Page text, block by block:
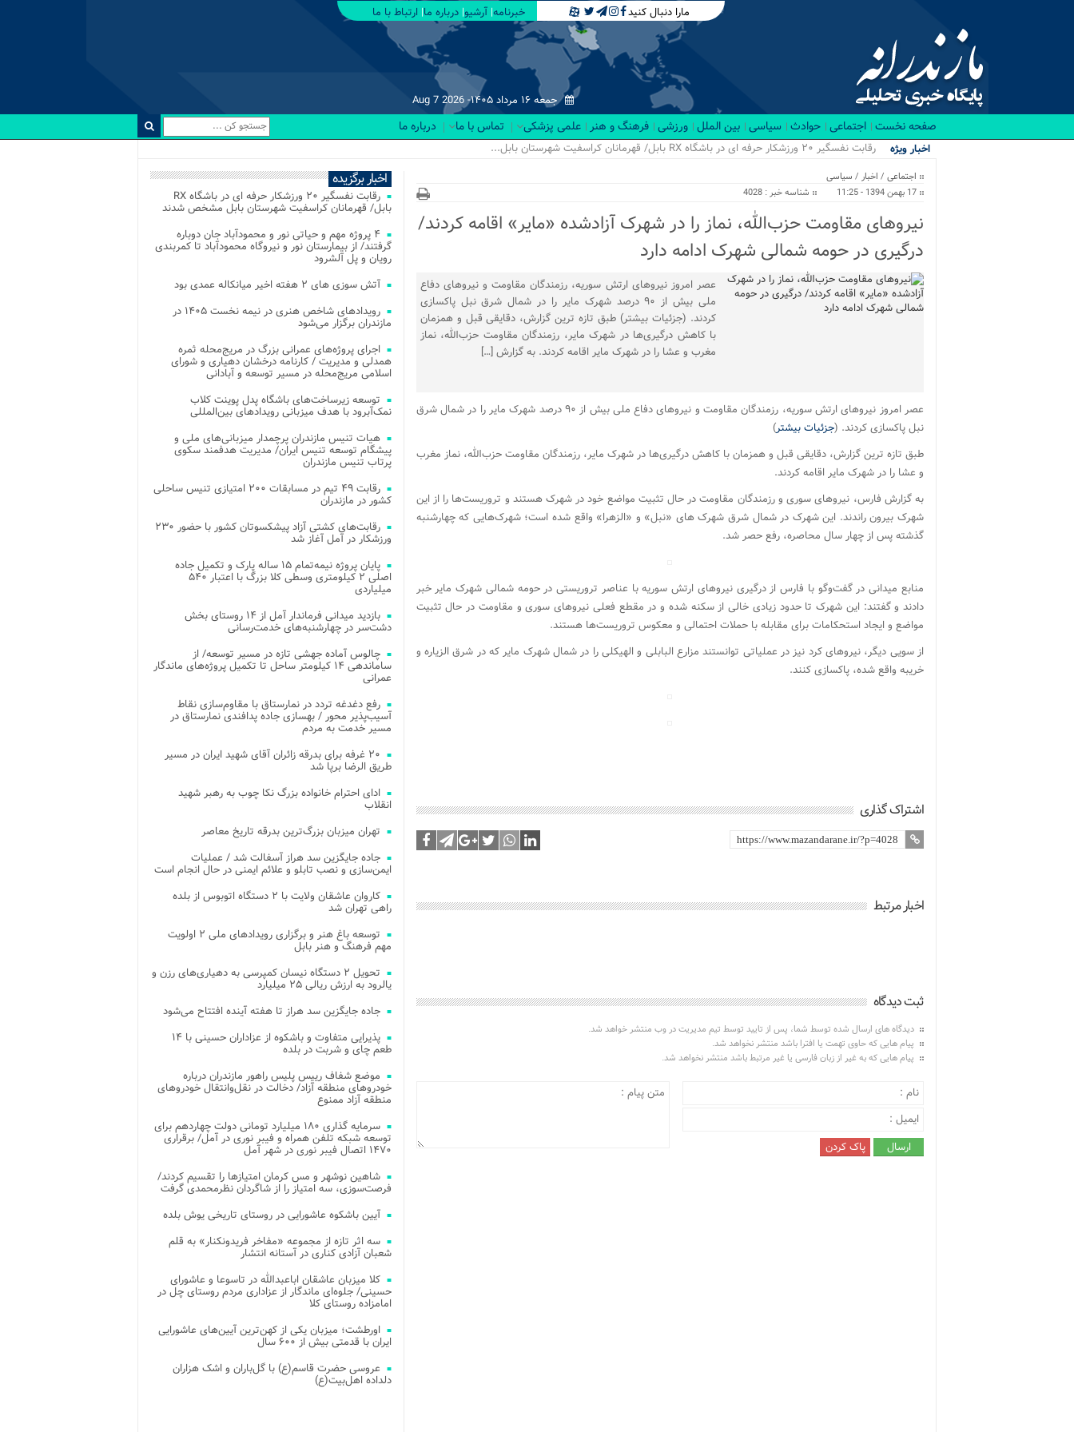
مارا دنبال کنید خبرنامه آرشیو درباره ما ارتباط با ما
جمعه ۱۶ مرداد ۱۴۰۵- Aug 7 2026
صفحه نخست اجتماعی حوادث سیاسی بین الملل ورزشی فرهنگ و هنر علمی پزشکی تماس با ما درباره ما
اخبار ویژه رقابت نفسگیر ۲۰ ورزشکار حرفه ای در باشگاه RX بابل/ قهرمانان کراسفیت شهرستان بابل...
اجتماعی / اخبار / سیاسی
17 بهمن 1394 - 11:25
شناسه خبر : 4028
نیروهای مقاومت حزب‌الله، نماز را در شهرک آزادشده «مایر» اقامه کردند/
درگیری در حومه شمالی شهرک ادامه دارد
عصر امروز نیروهای ارتش سوریه، رزمندگان مقاومت و نیروهای دفاع
ملی بیش از ۹۰ درصد شهرک مایر را در شمال شرق نبل پاکسازی
کردند. (جزئیات بیشتر) طبق تازه ترین گزارش، دقایقی قبل و همزمان
با کاهش درگیری‌ها در شهرک مایر، رزمندگان مقاومت حزب‌الله، نماز
مغرب و عشا را در شهرک مایر اقامه کردند. به گزارش […]
عصر امروز نیروهای ارتش سوریه، رزمندگان مقاومت و نیروهای دفاع ملی بیش از ۹۰ درصد شهرک مایر را در شمال شرق
نبل پاکسازی کردند. (جزئیات بیشتر)
طبق تازه ترین گزارش، دقایقی قبل و همزمان با کاهش درگیری‌ها در شهرک مایر، رزمندگان مقاومت حزب‌الله، نماز مغرب
و عشا را در شهرک مایر اقامه کردند.
به گزارش فارس، نیروهای سوری و رزمندگان مقاومت در حال تثبیت مواضع خود در شهرک هستند و تروریست‌ها را از این
شهرک بیرون راندند. این شهرک در شمال شرق شهرک های «نبل» و «الزهرا» واقع شده است؛ شهرک‌هایی که چهارشنبه
گذشته پس از چهار سال محاصره، رفع حصر شد.
منابع میدانی در گفت‌وگو با فارس از درگیری نیروهای ارتش سوریه با عناصر تروریستی در حومه شمالی شهرک مایر خبر
دادند و گفتند: این شهرک تا حدود زیادی خالی از سکنه شده و در مقطع فعلی نیروهای سوری و مقاومت در حال تثبیت
مواضع و ایجاد استحکامات برای مقابله با حملات احتمالی و معکوس تروریست‌ها هستند.
از سویی دیگر، نیروهای کرد نیز در عملیاتی توانستند مزارع البابلی و الهیکلی را در شمال شهرک مایر که در شرق الزیاره و
خریبه واقع شده، پاکسازی کنند.
اشتراک گذاری
اخبار مرتبط
ثبت دیدگاه
دیدگاه های ارسال شده توسط شما، پس از تایید توسط تیم مدیریت در وب منتشر خواهد شد.
پیام هایی که حاوی تهمت یا افترا باشد منتشر نخواهد شد.
پیام هایی که به غیر از زبان فارسی یا غیر مرتبط باشد منتشر نخواهد شد.
اخبار برگزیده
رقابت نفسگیر ۲۰ ورزشکار حرفه ای در باشگاه RX
بابل/ قهرمانان کراسفیت شهرستان بابل مشخص شدند
۴ پروژه مهم و حیاتی نور و محمودآباد جان دوباره
گرفتند/ از بیمارستان نور و نیروگاه محمودآباد تا کمربندی
رویان و پل آلشرود
آتش‌ سوزی‌ های ۲ هفته اخیر میانکاله عمدی بود
رویدادهای شاخص هنری در نیمه نخست ۱۴۰۵ در
مازندران برگزار می‌شود
اجرای پروژه‌های عمرانی بزرگ در مریج‌محله ثمره
همدلی و مدیریت / کارنامه درخشان دهیاری و شورای
اسلامی مریج‌محله در مسیر توسعه و آبادانی
توسعه زیرساخت‌های باشگاه پدل پوینت کلاب
نمک‌آبرود با هدف میزبانی رویدادهای بین‌المللی
هیات تنیس مازندران پرچمدار میزبانی‌های ملی و
پیشگام توسعه تنیس ایران/ مدیریت هدفمند سکوی
پرتاب تنیس مازندران
رقابت ۴۹ تیم در مسابقات ۲۰۰ امتیازی تنیس ساحلی
کشور در مازندران
رقابت‌های کشتی آزاد پیشکسوتان کشور با حضور ۲۳۰
ورزشکار در آمل آغاز شد
پایان پروژه نیمه‌تمام ۱۵ ساله پارک و تکمیل جاده
اصلی ۲ کیلومتری وسطی کلا بزرگ با اعتبار ۵۴۰
میلیاردی
بازدید میدانی فرماندار آمل از ۱۴ روستای بخش
دشت‌سر در چهارشنبه‌های خدمت‌رسانی
چالوس آماده جهشی تازه در مسیر توسعه/ از
ساماندهی ۱۴ کیلومتر ساحل تا تکمیل پروژه‌های ماندگار
عمرانی
رفع دغدغه تردد در نمارستاق با مقاوم‌سازی نقاط
آسیب‌پذیر محور / بهسازی جاده پدافندی نمارستاق در
مسیر خدمت به مردم
۲۰ غرفه برای بدرقه زائران آقای شهید ایران در مسیر
طریق الرضا برپا شد
ادای احترام خانواده بزرگ نکا چوب به رهبر شهید
انقلاب
تهران میزبان بزرگ‌ترین بدرقه تاریخ معاصر
جاده جایگزین سد هراز آسفالت شد / عملیات
ایمن‌سازی و نصب تابلو و علائم ایمنی در حال انجام است
کاروان عاشقان ولایت با ۲ دستگاه اتوبوس از بلده
راهی تهران شد
توسعه باغ هنر و برگزاری رویدادهای ملی ۲ اولویت
مهم فرهنگ و هنر بابل
تحویل ۲ دستگاه نیسان کمپرسی به دهیاری‌های رزن و
یالرود به ارزش ریالی ۲۵ میلیارد
جاده جایگزین سد هراز تا هفته آینده افتتاح می‌شود
پذیرایی متفاوت و باشکوه از عزاداران حسینی با ۱۴
طعم چای و شربت در بلده
موضع شفاف رییس پلیس راهور مازندران درباره
خودروهای منطقه آزاد/ دخالت در نقل‌وانتقال خودروهای
منطقه آزاد ممنوع
سرمایه گذاری ۱۸۰ میلیارد تومانی دولت چهاردهم برای
توسعه شبکه تلفن همراه و فیبر نوری در آمل/ برقراری
۱۴۷۰ اتصال فیبر نوری در شهر آمل
شاهین نوشهر و مس کرمان امتیازها را تقسیم کردند/
فرصت‌سوزی، سه امتیاز را از شاگردان نظرمحمدی گرفت
آیین باشکوه عاشورایی در روستای تاریخی یوش بلده
سه اثر تازه از مجموعه «مفاخر فریدونکنار» به قلم
شعبان آزادی کناری در آستانه انتشار
کلا میزبان عاشقان اباعبدالله در تاسوعا و عاشورای
حسینی/ جلوه‌ای ماندگار از عزاداری مردم روستای چل در
امامزاده روستای کلا
اورطشت؛ میزبان یکی از کهن‌ترین آیین‌های عاشورایی
ایران با قدمتی بیش از ۶۰۰ سال
عروسی حضرت قاسم(ع) با گل‌باران و اشک هزاران
دلداده اهل‌بیت(ع)